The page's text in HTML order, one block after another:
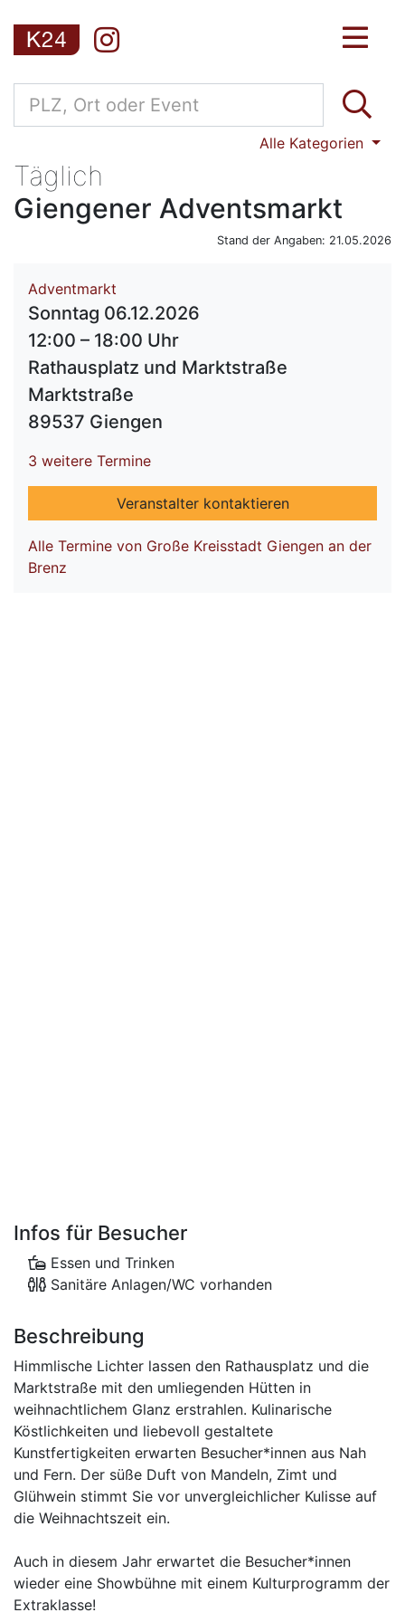
Alle Kategorien
Täglich
Giengener Adventsmarkt
Stand der Angaben: 21.05.2026
Adventmarkt
Sonntag 06.12.2026
12:00 – 18:00 Uhr
Rathausplatz und Marktstraße
Marktstraße
89537 Giengen
3 weitere Termine
Veranstalter kontaktieren
Alle Termine von Große Kreisstadt Giengen an der
Brenz
Infos für Besucher
Essen und Trinken
Sanitäre Anlagen/WC vorhanden
Beschreibung
Himmlische Lichter lassen den Rathausplatz und die
Marktstraße mit den umliegenden Hütten in
weihnachtlichem Glanz erstrahlen. Kulinarische
Köstlichkeiten und liebevoll gestaltete
Kunstfertigkeiten erwarten Besucher*innen aus Nah
und Fern. Der süße Duft von Mandeln, Zimt und
Glühwein stimmt Sie vor unvergleichlicher Kulisse auf
die Weihnachtszeit ein.
Auch in diesem Jahr erwartet die Besucher*innen
wieder eine Showbühne mit einem Kulturprogramm der
Extraklasse!